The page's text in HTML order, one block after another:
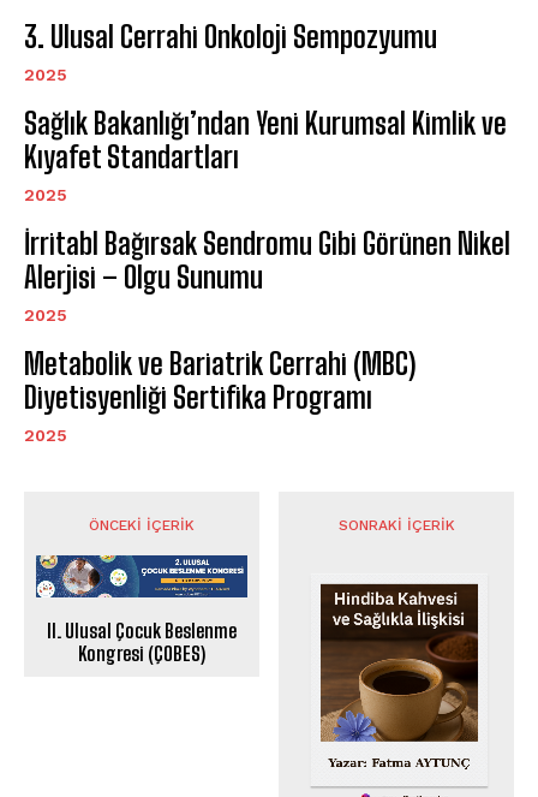
3. Ulusal Cerrahi Onkoloji Sempozyumu
2025
Sağlık Bakanlığı’ndan Yeni Kurumsal Kimlik ve
Kıyafet Standartları
2025
İrritabl Bağırsak Sendromu Gibi Görünen Nikel
Alerjisi – Olgu Sunumu
2025
Metabolik ve Bariatrik Cerrahi (MBC)
Diyetisyenliği Sertifika Programı
2025
ÖNCEKI İÇERIK
II. Ulusal Çocuk Beslenme
Kongresi (ÇOBES)
SONRAKI İÇERIK